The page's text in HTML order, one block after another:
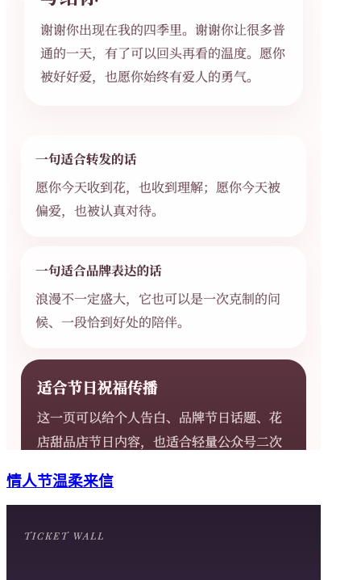
情人节温柔来信